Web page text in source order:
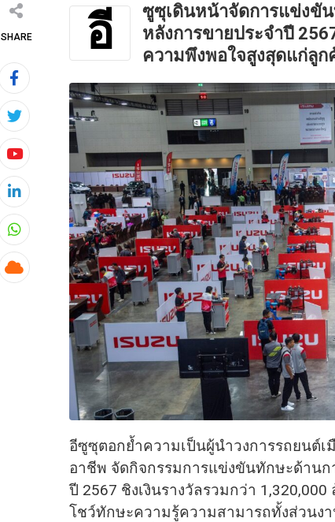
SHARE
Youtube
LinkedIn
Whatsapp
Cloud
อี
ซูซุเดินหน้าจัดการแข่งขั
หลังการขายประจำปี
ความพึงพอใจสูงสุดแก่ลูก
อีซูซุตอกย้ำความเป็นผู้นำวงการรถยนต์
อาชีพ จัดกิจกรรมการแข่งขันทักษะด้านก
ปี 2567 ชิงเงินรางวัลรวมกว่า
โชว์ทักษะความรู้ความสามารถทั้งส่วนง